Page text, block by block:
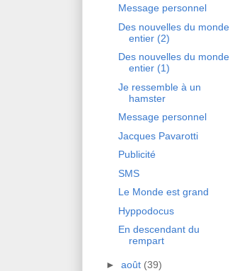
Message personnel
Des nouvelles du monde
entier (2)
Des nouvelles du monde
entier (1)
Je ressemble à un
hamster
Message personnel
Jacques Pavarotti
Publicité
SMS
Le Monde est grand
Hyppodocus
En descendant du
rempart
► août (39)